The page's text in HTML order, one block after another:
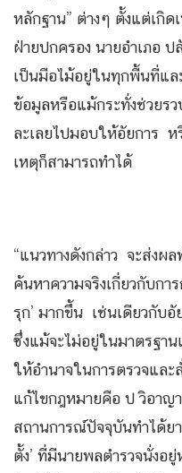
หลักฐาน” ต่างๆ ตั้งแต่เกิ
ฝ่ายปกครอง นายอำเภอ
เป็นมือไม้อยู่ในทุกพื้นที่แ
ข้อมูลหรือแม้กระทั่งช่วยร
ละเลยไปมอบให้อัยการ ห
เหตุก็สามารถทำได้
“แนวทางดังกล่าว จะส่งผ
ค้นหาความจริงเกี่ยวกับกา
รุก’ มากขึ้น เช่นเดียวกับ
ซึ่งแม้จะไม่อยู่ในมาตรฐาน
ให้อำนาจในการตรวจแล
แก้ไขกฎหมายคือ ป วิอาญ
สถานการณ์ปัจจุบันทำได้ย
ตั้ง’ ที่มีนายพลตำรวจนั่งอ